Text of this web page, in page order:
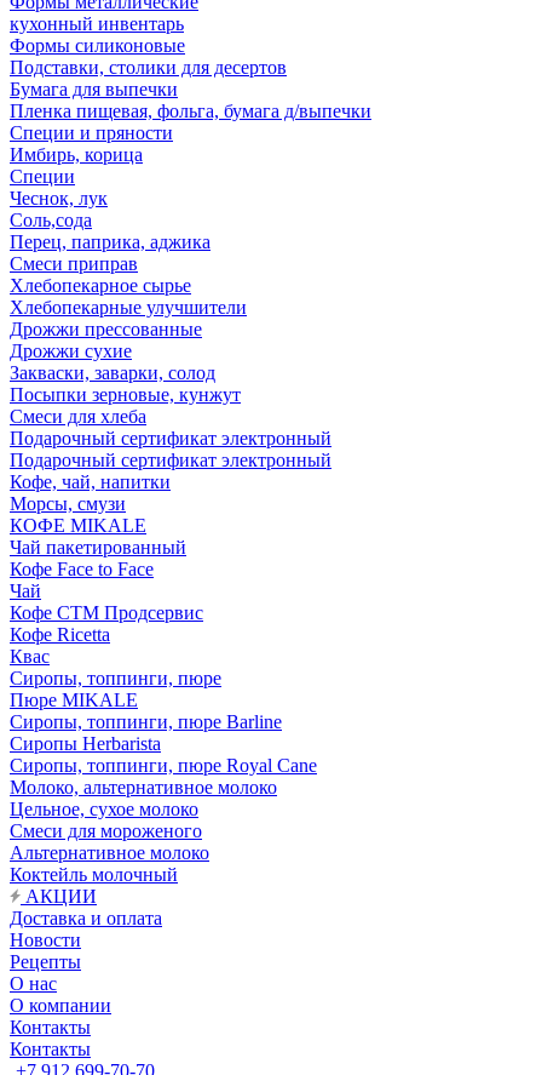
кухонный инвентарь
Формы силиконовые
Подставки, столики для десертов
Бумага для выпечки
Пленка пищевая, фольга, бумага д/выпечки
Специи и пряности
Имбирь, корица
Специи
Чеснок, лук
Соль,сода
Перец, паприка, аджика
Смеси приправ
Хлебопекарное сырье
Хлебопекарные улучшители
Дрожжи прессованные
Дрожжи сухие
Закваски, заварки, солод
Посыпки зерновые, кунжут
Смеси для хлеба
Подарочный сертификат электронный
Подарочный сертификат электронный
Кофе, чай, напитки
Морсы, смузи
КОФЕ MIKALE
Чай пакетированный
Кофе Face to Face
Чай
Кофе СТМ Продсервис
Кофе Ricetta
Квас
Сиропы, топпинги, пюре
Пюре MIKALE
Сиропы, топпинги, пюре Barline
Сиропы Herbarista
Сиропы, топпинги, пюре Royal Cane
Молоко, альтернативное молоко
Цельное, сухое молоко
Смеси для мороженого
Альтернативное молоко
Коктейль молочный
АКЦИИ
Доставка и оплата
Новости
Рецепты
О нас
О компании
Контакты
Контакты
+7 912 699-70-70